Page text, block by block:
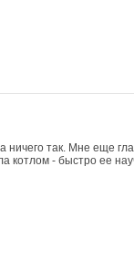
ничего так. Мне еще
котлом - быстро ее